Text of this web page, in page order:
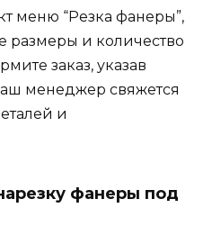
меню “Резка фанеры”,
размеры и количество
заказ, указав
менеджер свяжется
и
фанеры под